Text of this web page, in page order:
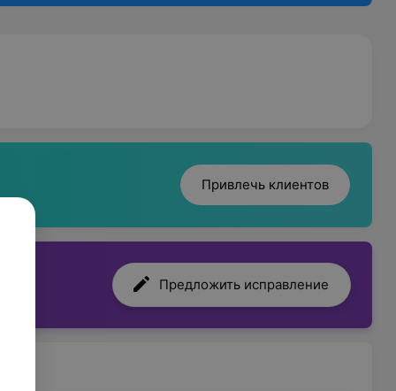
Привлечь клиентов
Предложить исправление